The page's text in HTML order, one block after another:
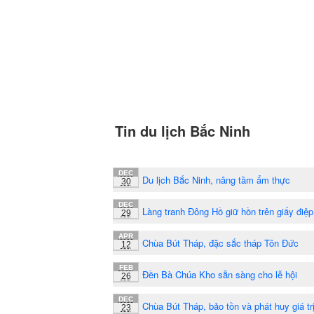
Tin du lịch Bắc Ninh
DEC
30 Du lịch Bắc Ninh, nâng tầm ẩm thực
DEC
29 Làng tranh Đông Hồ giữ hồn trên giấy điệp
APR
12 Chùa Bút Tháp, đặc sắc tháp Tôn Đức
FEB
26 Đền Bà Chúa Kho sẵn sàng cho lễ hội
DEC
23 Chùa Bút Tháp, bảo tồn và phát huy giá